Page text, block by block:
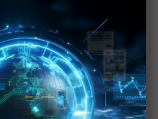
全自動化生產 看好2026年放
備 Vera Rubin供應量可能超
番放量 散熱廠一路看好到2029